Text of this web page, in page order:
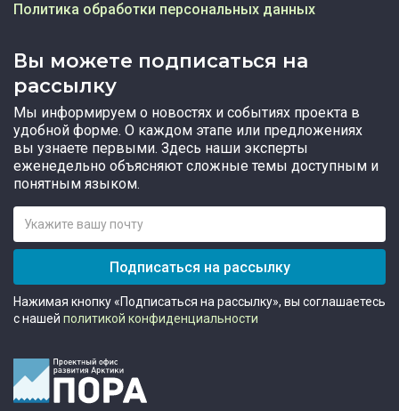
Вы можете подписаться на
рассылку
Мы информируем о новостях и событиях проекта в
удобной форме. О каждом этапе или предложениях
вы узнаете первыми. Здесь наши эксперты
еженедельно объясняют сложные темы доступным и
понятным языком.
Подписаться на рассылку
Нажимая кнопку «Подписаться на рассылку», вы соглашаетесь
с нашей политикой конфиденциальности
Политика обработки персональных данных